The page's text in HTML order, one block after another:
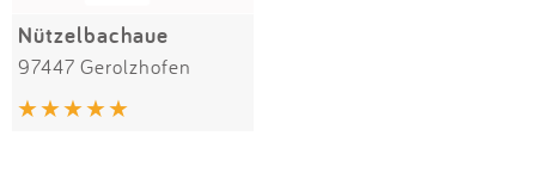
Nützelbachaue
97447 Gerolzhofen